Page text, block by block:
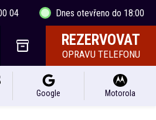
04 Dnes otevřeno do 18:00
REZERVOVAT
OPRAVU TELEFONU
Google Motorola